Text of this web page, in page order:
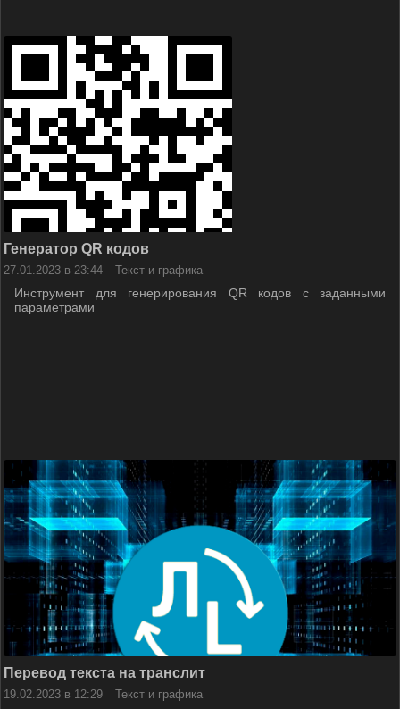
Генератор QR кодов
27.01.2023 в 23:44 Текст и графика
Инструмент для генерирования QR кодов с заданными
параметрами
Перевод текста на транслит
19.02.2023 в 12:29 Текст и графика